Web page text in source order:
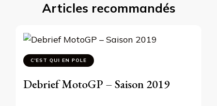
Articles recommandés
C'EST QUI EN POLE
Debrief MotoGP – Saison 2019